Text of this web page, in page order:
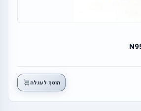
הוסף לעגלה